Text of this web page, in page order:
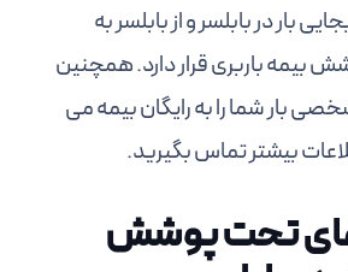
بار در بابلسر و از بابلسر به
بیمه باربری قرار دارد. همچنین
بار شما را به رایگان بیمه می
بیشتر تماس بگیرید.
تحت پوشش